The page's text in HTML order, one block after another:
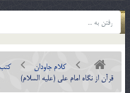
کلام جاودان
قرآن‌ از نگاه‌ امام‌ علي‌ (علیه السلام‌)